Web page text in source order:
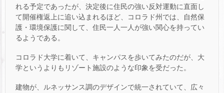
れる予定であったが、決定後に住民の強い反対運動に直面し
て開催権返上に追い込まれるほど、コロラド州では、自然保
護・環境保護に関して、住民一人一人が強い関心を持ってい
るようである。
コロラド大学に着いて、キャンパスを歩いてみたのだが、大
学というよりもリゾート施設のような印象を受だった。
建物が、ルネッサンス調のデザインで統一されていて、広々